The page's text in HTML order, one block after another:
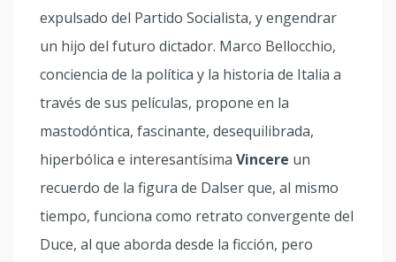
expulsado del Partido Socialista, y engendrar
un hijo del futuro dictador. Marco Bellocchio,
conciencia de la política y la historia de Italia a
través de sus películas, propone en la
mastodóntica, fascinante, desequilibrada,
hiperbólica e interesantísima Vincere un
recuerdo de la figura de Dalser que, al mismo
tiempo, funciona como retrato convergente del
Duce, al que aborda desde la ficción, pero